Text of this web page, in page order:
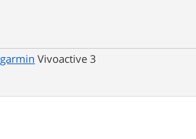
garmin Vivoactive 3